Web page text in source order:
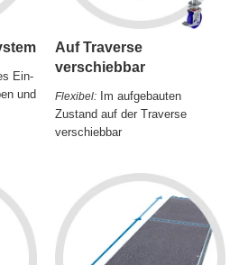
Ein-
und
Auf Traverse
verschiebbar
Flexibel: Im aufgebauten
Zustand auf der Traverse
verschiebbar